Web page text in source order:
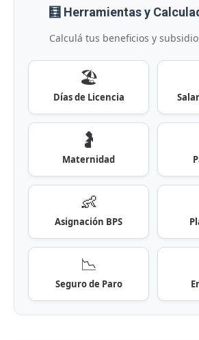
🧮 Herramientas y
Calculá tus beneficios y
🏖️
Días de Licencia
🤰
Maternidad
👶
Asignación BPS
📉
Seguro de Paro